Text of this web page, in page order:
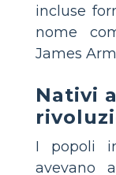
incluse
nome
James
Nativi
I popoli
avevano